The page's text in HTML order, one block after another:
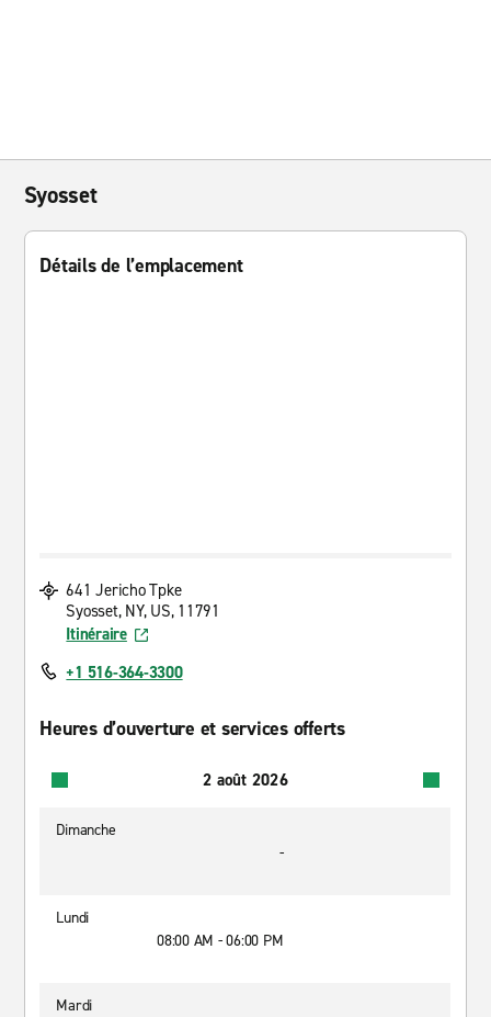
Syosset
Détails de l’emplacement
641 Jericho Tpke
Syosset, NY, US, 11791
Itinéraire
+1 516-364-3300
Heures d’ouverture et services offerts
2 août 2026
Dimanche
-
Lundi
08:00 AM - 06:00 PM
Mardi